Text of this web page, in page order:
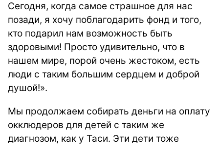
Сегодня, когда самое страшное для нас
позади, я хочу поблагодарить фонд и того,
кто подарил нам возможность быть
здоровыми! Просто удивительно, что в
нашем мире, порой очень жестоком, есть
люди с таким большим сердцем и доброй
душой!».
Мы продолжаем собирать деньги на оплату
окклюдеров для детей с таким же
диагнозом, как у Таси. Эти дети тоже